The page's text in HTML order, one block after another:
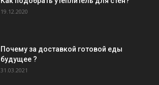
19.12.2020
Почему за доставкой готовой еды
будущее ?
31.03.2021